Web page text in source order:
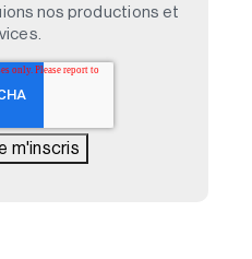
nos productions et